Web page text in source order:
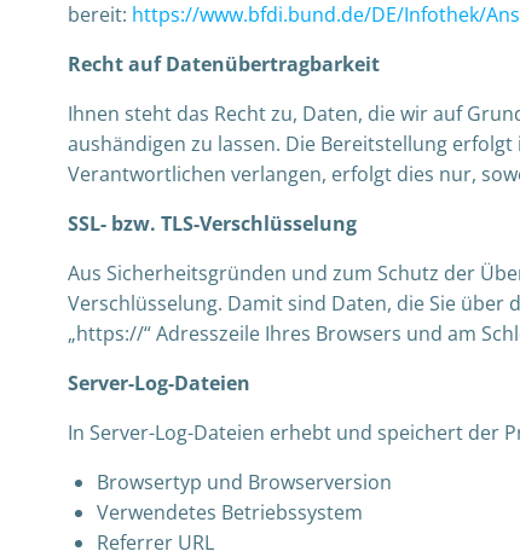
bereit: https://www.bfdi.bund.de/DE/Infothek/
Recht auf Datenübertragbarkeit
Ihnen steht das Recht zu, Daten, die wir auf
aushändigen zu lassen. Die Bereitstellung
Verantwortlichen verlangen, erfolgt dies nur,
SSL- bzw. TLS-Verschlüsselung
Aus Sicherheitsgründen und zum Schutz der
Verschlüsselung. Damit sind Daten, die Sie
„https://“ Adresszeile Ihres Browsers und am
Server-Log-Dateien
In Server-Log-Dateien erhebt und speichert der
Browsertyp und Browserversion
Verwendetes Betriebssystem
Referrer URL